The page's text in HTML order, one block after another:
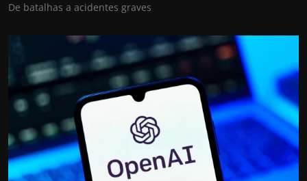
De batalhas a acidentes graves